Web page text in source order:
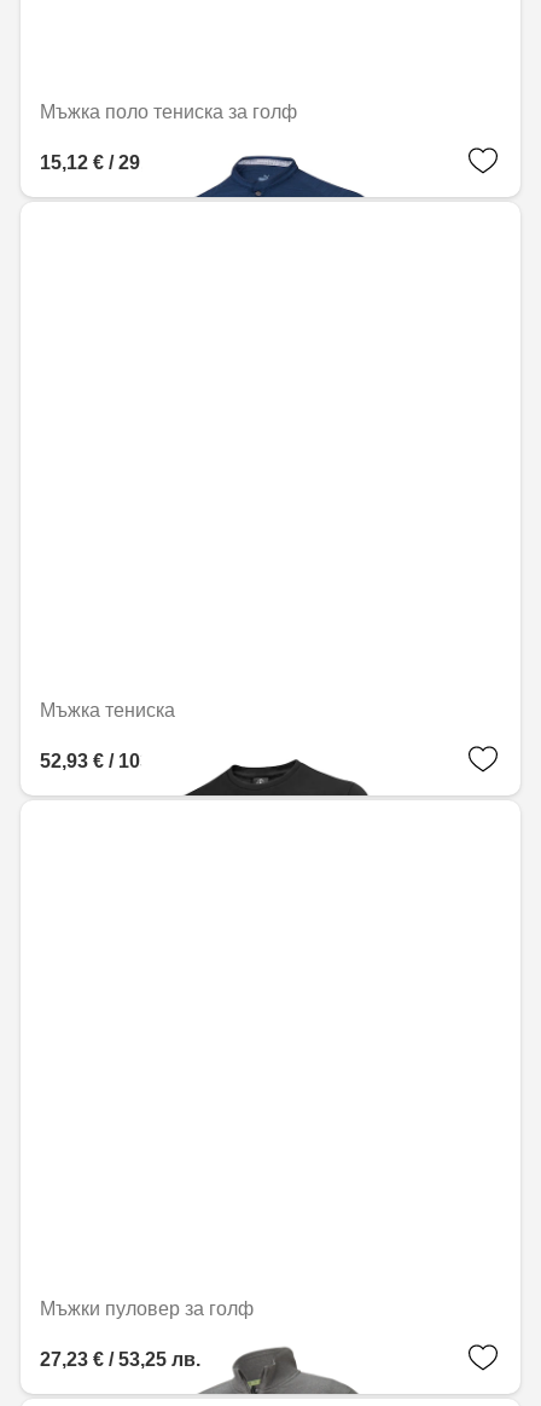
Мъжка поло тениска за голф
15,12 € / 29,57 лв.
Мъжка тениска
52,93 € / 103,53 лв.
Мъжки пуловер за голф
27,23 € / 53,25 лв.